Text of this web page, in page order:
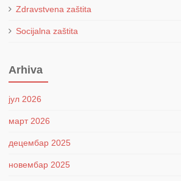
Zdravstvena zaštita
Socijalna zaštita
Arhiva
јул 2026
март 2026
децембар 2025
новембар 2025